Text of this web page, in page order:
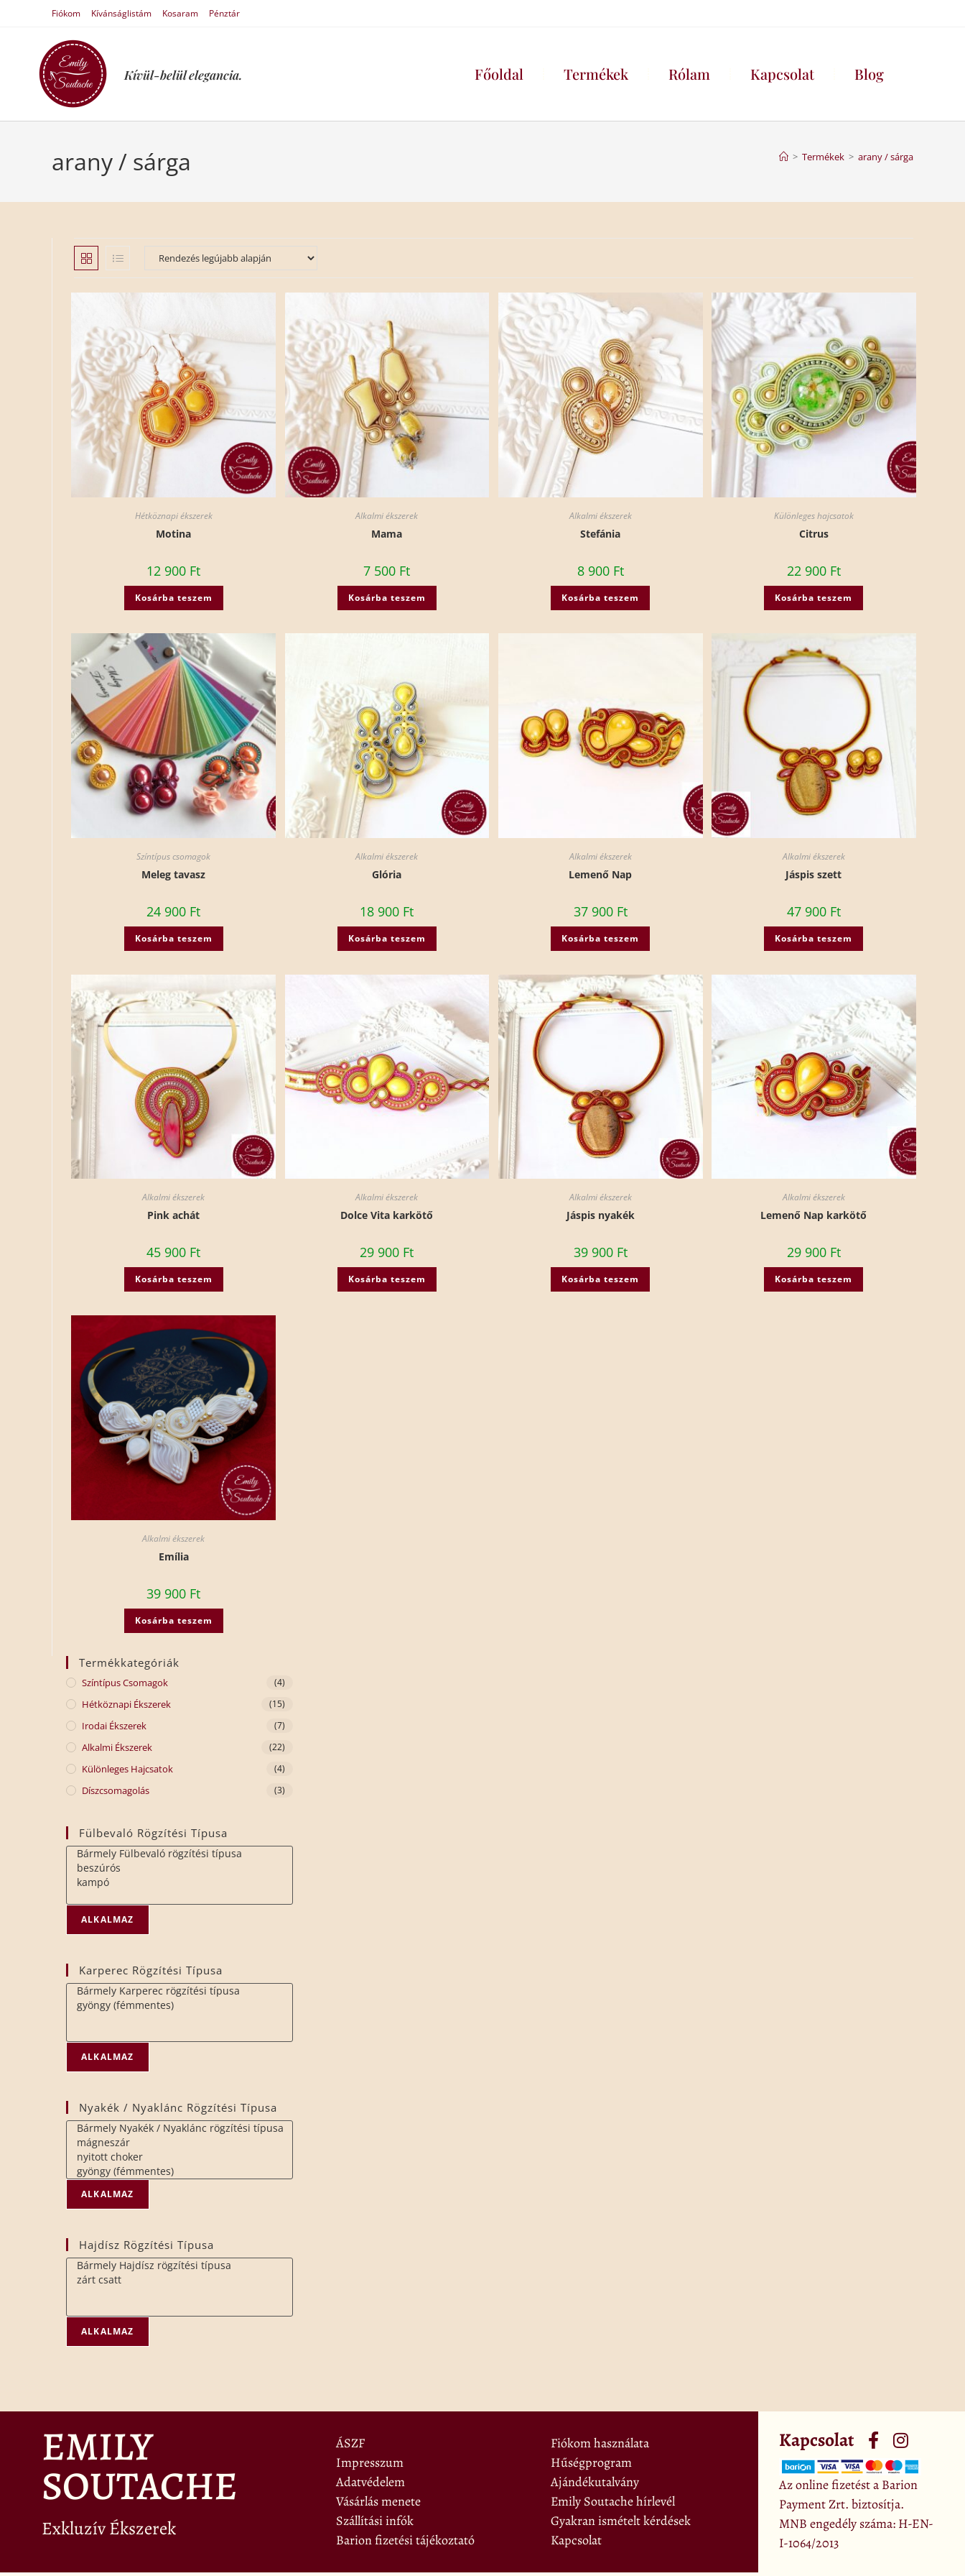
Fiókom Kívánságlistám Kosaram Pénztár
Kívül-belül elegancia. Főoldal Termékek Rólam Kapcsolat Blog
arany / sárga > Termékek > arany / sárga
Hétköznapi ékszerek
Motina
12 900 Ft
Kosárba teszem
Alkalmi ékszerek
Mama
7 500 Ft
Kosárba teszem
Alkalmi ékszerek
Stefánia
8 900 Ft
Kosárba teszem
Különleges hajcsatok
Citrus
22 900 Ft
Kosárba teszem
Színtípus csomagok
Meleg tavasz
24 900 Ft
Kosárba teszem
Alkalmi ékszerek
Glória
18 900 Ft
Kosárba teszem
Alkalmi ékszerek
Lemenő Nap
37 900 Ft
Kosárba teszem
Alkalmi ékszerek
Jáspis szett
47 900 Ft
Kosárba teszem
Alkalmi ékszerek
Pink achát
45 900 Ft
Kosárba teszem
Alkalmi ékszerek
Dolce Vita karkötő
29 900 Ft
Kosárba teszem
Alkalmi ékszerek
Jáspis nyakék
39 900 Ft
Kosárba teszem
Alkalmi ékszerek
Lemenő Nap karkötő
29 900 Ft
Kosárba teszem
Alkalmi ékszerek
Emília
39 900 Ft
Kosárba teszem
Termékkategóriák
Színtípus Csomagok (4)
Hétköznapi Ékszerek (15)
Irodai Ékszerek (7)
Alkalmi Ékszerek (22)
Különleges Hajcsatok (4)
Díszcsomagolás (3)
Fülbevaló Rögzítési Típusa
ALKALMAZ
Karperec Rögzítési Típusa
ALKALMAZ
Nyakék / Nyaklánc Rögzítési Típusa
ALKALMAZ
Hajdísz Rögzítési Típusa
ALKALMAZ
EMILY
SOUTACHE
Exkluzív Ékszerek
ÁSZF
Impresszum
Adatvédelem
Vásárlás menete
Szállítási infók
Barion fizetési tájékoztató
Fiókom használata
Hűségprogram
Ajándékutalvány
Emily Soutache hírlevél
Gyakran ismételt kérdések
Kapcsolat
Kapcsolat
Az online fizetést a Barion
Payment Zrt. biztosítja.
MNB engedély száma: H-EN-
I-1064/2013